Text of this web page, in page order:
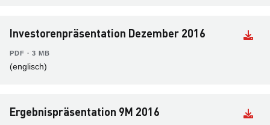
Investorenpräsentation Dezember 2016
PDF ∙ 3 MB
(englisch)
Ergebnispräsentation 9M 2016